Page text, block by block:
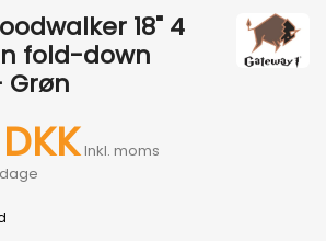
18" 4
fold-down
Inkl. moms